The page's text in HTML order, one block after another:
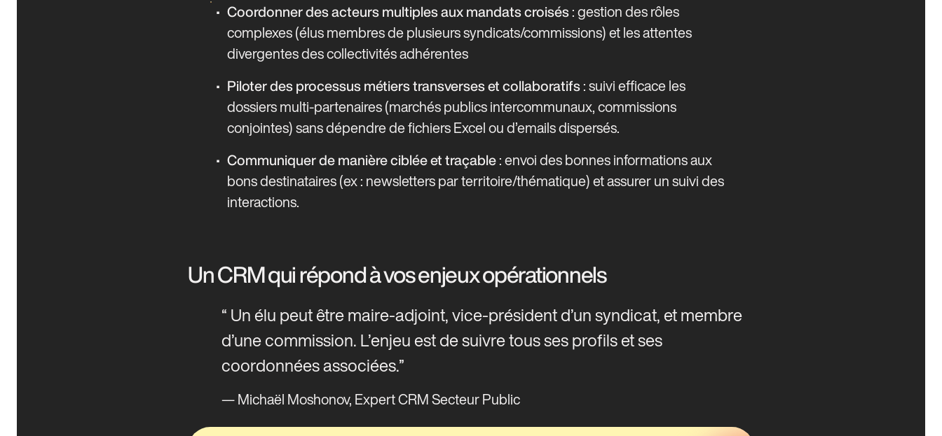
Coordonner des acteurs multiples aux mandats croisés : gestion des rôles
complexes (élus membres de plusieurs syndicats/commissions) et les attentes
divergentes des collectivités adhérentes
Piloter des processus métiers transverses et collaboratifs : suivi efficace les
dossiers multi-partenaires (marchés publics intercommunaux, commissions
conjointes) sans dépendre de fichiers Excel ou d’emails dispersés.
Communiquer de manière ciblée et traçable : envoi des bonnes informations aux
bons destinataires (ex : newsletters par territoire/thématique) et assurer un suivi des
interactions.
Un CRM qui répond à vos enjeux opérationnels
Un élu peut être maire-adjoint, vice-président d’un syndicat, et membre
d’une commission. L’enjeu est de suivre tous ses profils et ses
coordonnées associées.
— Michaël Moshonov, Expert CRM Secteur Public